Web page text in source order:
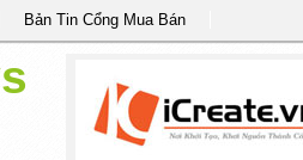
Bản Tin Cổng Mua Bán